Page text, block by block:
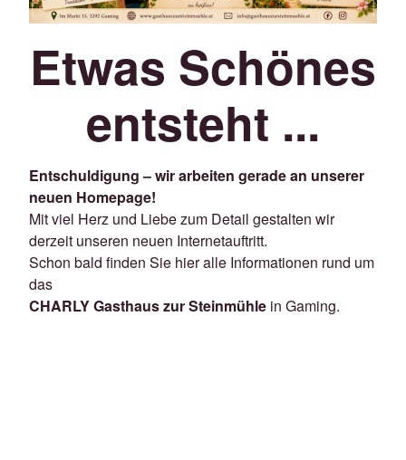
Etwas Schönes
entsteht ...
Entschuldigung – wir arbeiten gerade an unserer
neuen Homepage!
Mit viel Herz und Liebe zum Detail gestalten wir
derzeit unseren neuen Internetauftritt.
Schon bald finden Sie hier alle Informationen rund um
das
CHARLY Gasthaus zur Steinmühle in Gaming.